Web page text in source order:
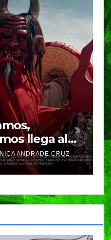
llega al
ANDRADE CRUZ